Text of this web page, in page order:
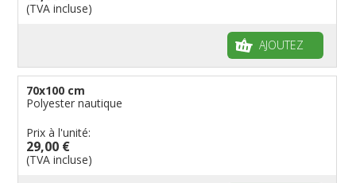
(TVA incluse)
AJOUTEZ
70x100 cm
Polyester nautique
Prix à l'unité:
29,00 €
(TVA incluse)